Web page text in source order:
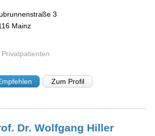
3
Mainz
Privatpatienten
Zum Profil
Dr. Wolfgang Hiller